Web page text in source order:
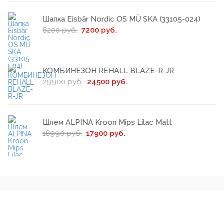
Шапка Eisbär Nordic OS MÜ SKA (33105-024)
8200 руб. 7200 руб.
КОМБИНЕЗОН REHALL BLAZE-R-JR
29900 руб. 24500 руб.
Шлем ALPINA Kroon Mips Lilac Matt
18990 руб. 17900 руб.